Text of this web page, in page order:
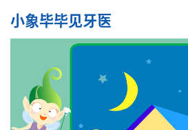
小象毕毕见牙医